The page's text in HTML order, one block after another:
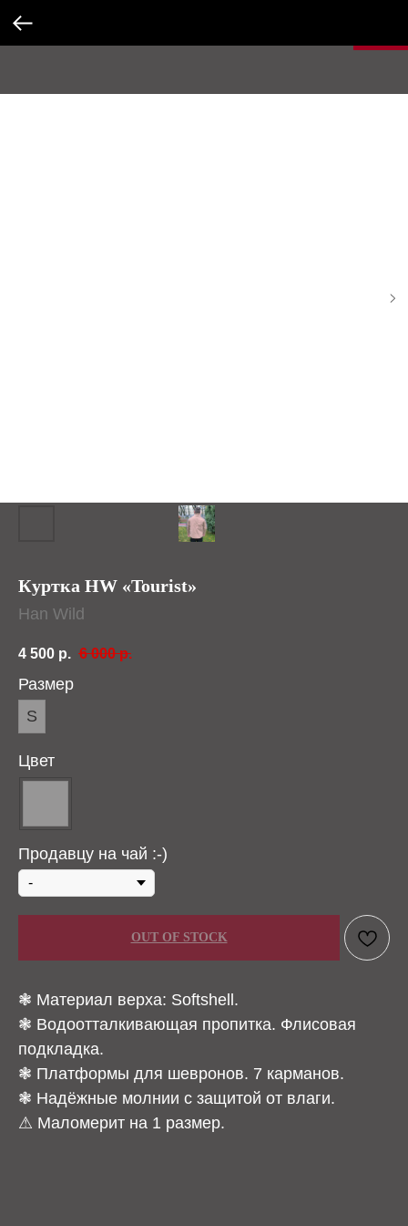
Куртка HW «Tourist»
Han Wild
4 500 р. 6 000 р.
Размер
S
Цвет
Продавцу на чай :-)
OUT OF STOCK
❃ Материал верха: Softshell.
❃ Водоотталкивающая пропитка. Флисовая
подкладка.
❃ Платформы для шевронов. 7 карманов.
❃ Надёжные молнии с защитой от влаги.
⚠ Маломерит на 1 размер.